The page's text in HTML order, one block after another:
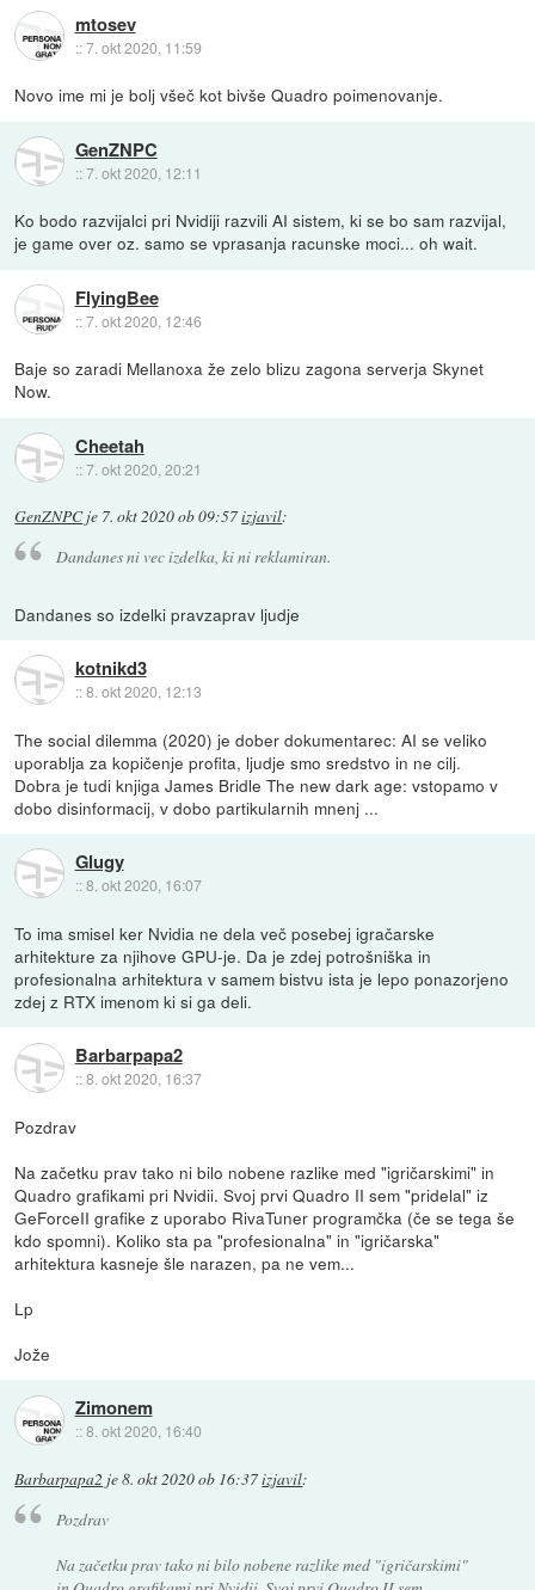
mtosev
::7. okt 2020, 11:59
Novo ime mi je bolj všeč kot bivše Quadro poimenovanje.
GenZNPC
::7. okt 2020, 12:11
Ko bodo razvijalci pri Nvidiji razvili AI sistem, ki se bo sam razvijal,
je game over oz. samo se vprasanja racunske moci... oh wait.
FlyingBee
::7. okt 2020, 12:46
Baje so zaradi Mellanoxa že zelo blizu zagona serverja Skynet
Now.
Cheetah
::7. okt 2020, 20:21
GenZNPCje 7. okt 2020 ob 09:57izjavil:
Dandanes ni vec izdelka, ki ni reklamiran.
Dandanes so izdelki pravzaprav ljudje
kotnikd3
::8. okt 2020, 12:13
The social dilemma (2020) je dober dokumentarec: AI se veliko
uporablja za kopičenje profita, ljudje smo sredstvo in ne cilj.
Dobra je tudi knjiga James Bridle The new dark age: vstopamo v
dobo disinformacij, v dobo partikularnih mnenj ...
Glugy
::8. okt 2020, 16:07
To ima smisel ker Nvidia ne dela več posebej igračarske
arhitekture za njihove GPU-je. Da je zdej potrošniška in
profesionalna arhitektura v samem bistvu ista je lepo ponazorjeno
zdej z RTX imenom ki si ga deli.
Barbarpapa2
::8. okt 2020, 16:37
Pozdrav
Na začetku prav tako ni bilo nobene razlike med "igričarskimi" in
Quadro grafikami pri Nvidii. Svoj prvi Quadro II sem "pridelal" iz
GeForceII grafike z uporabo RivaTuner programčka (če se tega še
kdo spomni). Koliko sta pa "profesionalna" in "igričarska"
arhitektura kasneje šle narazen, pa ne vem...
Lp
Jože
Zimonem
::8. okt 2020, 16:40
Barbarpapa2 je8. okt 2020 ob 16:37izjavil:
Pozdrav
Na začetku prav tako ni bilo nobene razlike med "igričarskimi"